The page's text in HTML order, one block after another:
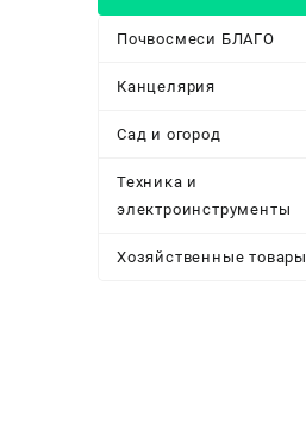
Почвосмеси БЛАГО
Канцелярия
Сад и огород
Техника и
электроинструменты
Хозяйственные товары